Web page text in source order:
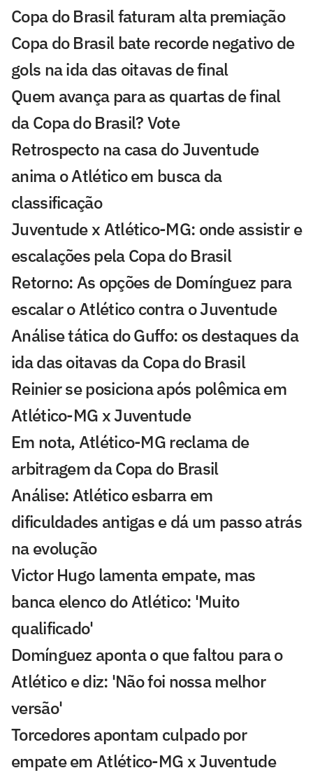
Copa do Brasil faturam alta premiação
Copa do Brasil bate recorde negativo de
gols na ida das oitavas de final
Quem avança para as quartas de final
da Copa do Brasil? Vote
Retrospecto na casa do Juventude
anima o Atlético em busca da
classificação
Juventude x Atlético-MG: onde assistir e
escalações pela Copa do Brasil
Retorno: As opções de Domínguez para
escalar o Atlético contra o Juventude
Análise tática do Guffo: os destaques da
ida das oitavas da Copa do Brasil
Reinier se posiciona após polêmica em
Atlético-MG x Juventude
Em nota, Atlético-MG reclama de
arbitragem da Copa do Brasil
Análise: Atlético esbarra em
dificuldades antigas e dá um passo atrás
na evolução
Victor Hugo lamenta empate, mas
banca elenco do Atlético: 'Muito
qualificado'
Domínguez aponta o que faltou para o
Atlético e diz: 'Não foi nossa melhor
versão'
Torcedores apontam culpado por
empate em Atlético-MG x Juventude